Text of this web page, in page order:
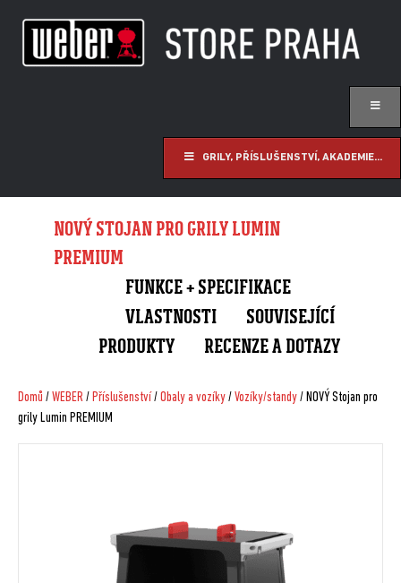
GRILY, PŘÍSLUŠENSTVÍ, AKADEMIE...
NOVÝ STOJAN PRO GRILY LUMIN
PREMIUM
FUNKCE + SPECIFIKACE
VLASTNOSTI
SOUVISEJÍCÍ
PRODUKTY
RECENZE A DOTAZY
Domů /WEBER/ Příslušenství/Obaly a vozíky/Vozíky/standy/ NOVÝ Stojan pro
grily Lumin PREMIUM